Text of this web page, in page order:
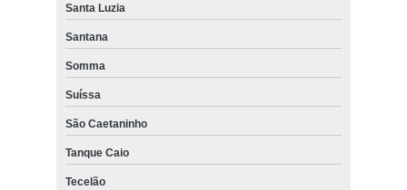
Santa Luzia
Santana
Somma
Suíssa
São Caetaninho
Tanque Caio
Tecelão